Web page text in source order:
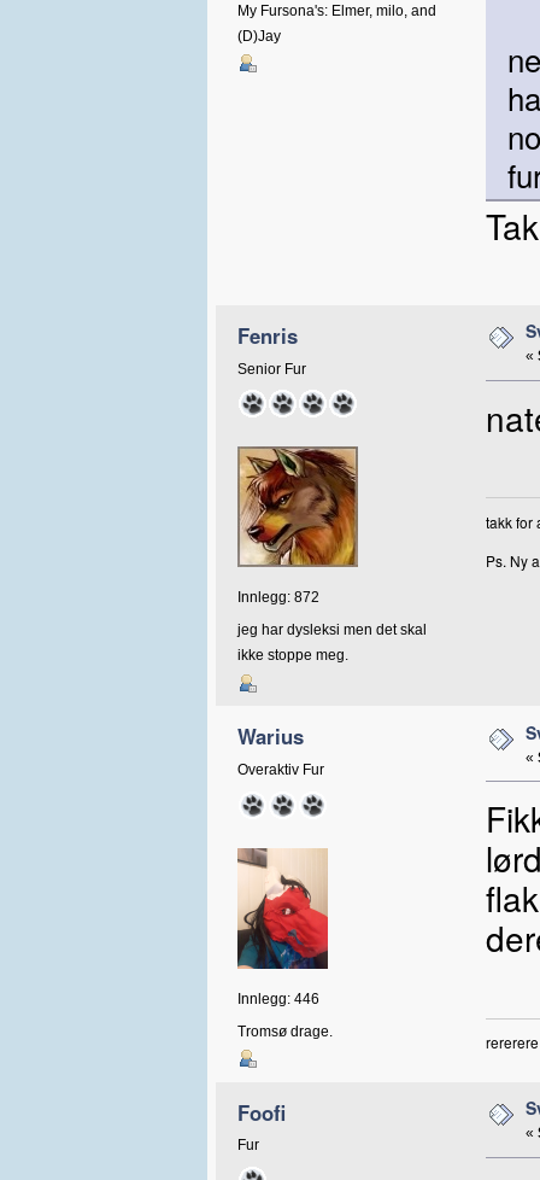
My Fursona's: Elmer, milo, and
(D)Jay
Fenris
Senior Fur
Innlegg: 872
jeg har dysleksi men det skal
ikke stoppe meg.
«
takk for
Ps. Ny
Warius
Overaktiv Fur
Innlegg: 446
Tromsø drage.
«
Foofi
Fur
«